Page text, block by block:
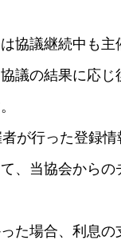
協議継続中も主
議の結果に応じ
が行った登録情
、当協会からの
た場合、利息の